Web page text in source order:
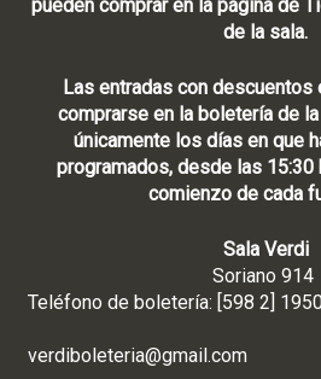
pueden comprar en la página de
de la sala.
Las entradas con
comprarse en la boletería de
únicamente los días en que
programados, desde las 15:30
comienzo de cada
Sala Verdi
Soriano 914
Teléfono de boletería:
verdiboleteria@gmail.com